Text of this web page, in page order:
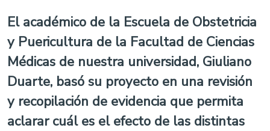
El académico de la Escuela de Obstetricia
y Puericultura de la Facultad de Ciencias
Médicas de nuestra universidad, Giuliano
Duarte, basó su proyecto en una revisión
y recopilación de evidencia que permita
aclarar cuál es el efecto de las distintas